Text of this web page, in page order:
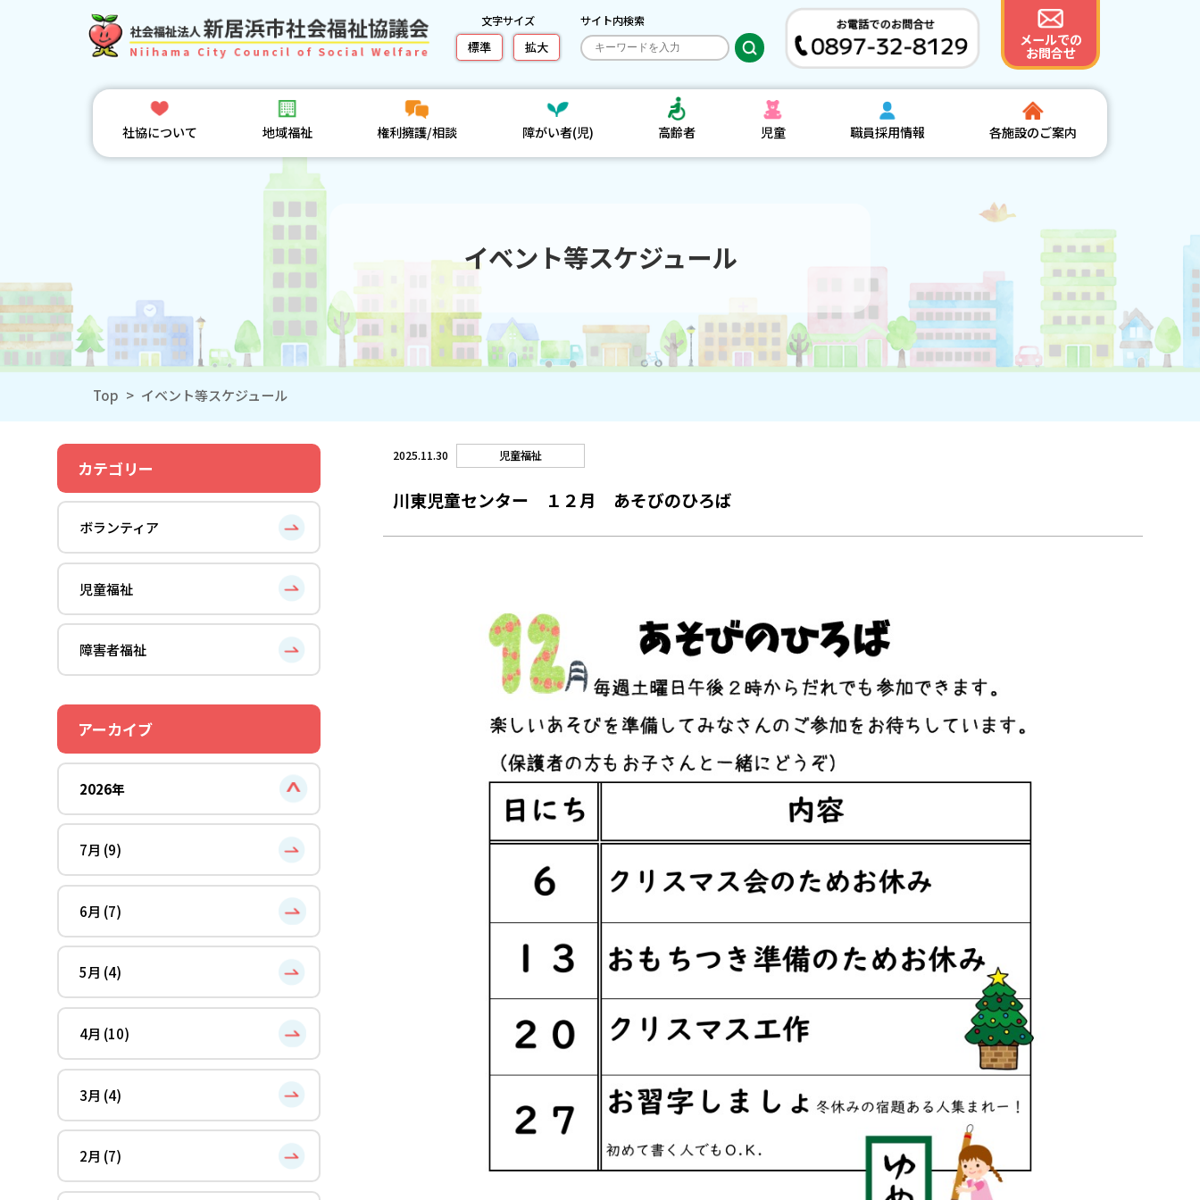
文字サイズ
標準 拡大
サイト内検索
メールでの
お問合せ
社協について 地域福祉 権利擁護/相談 障がい者(児) 高齢者 児童 職員採用情報 各施設のご案内
イベント等スケジュール
Top > イベント等スケジュール
カテゴリー
ボランティア
児童福祉
障害者福祉
アーカイブ
2026年
7月 (9)
6月 (7)
5月 (4)
4月 (10)
3月 (4)
2月 (7)
2025.11.30 児童福祉
川東児童センター １２月 あそびのひろば